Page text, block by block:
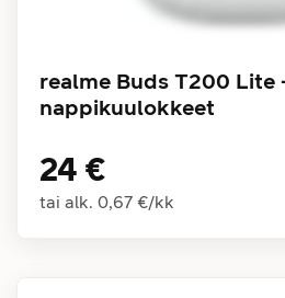
realme Buds T200
nappikuulokkeet
24 €
tai alk. 0,67 €/kk